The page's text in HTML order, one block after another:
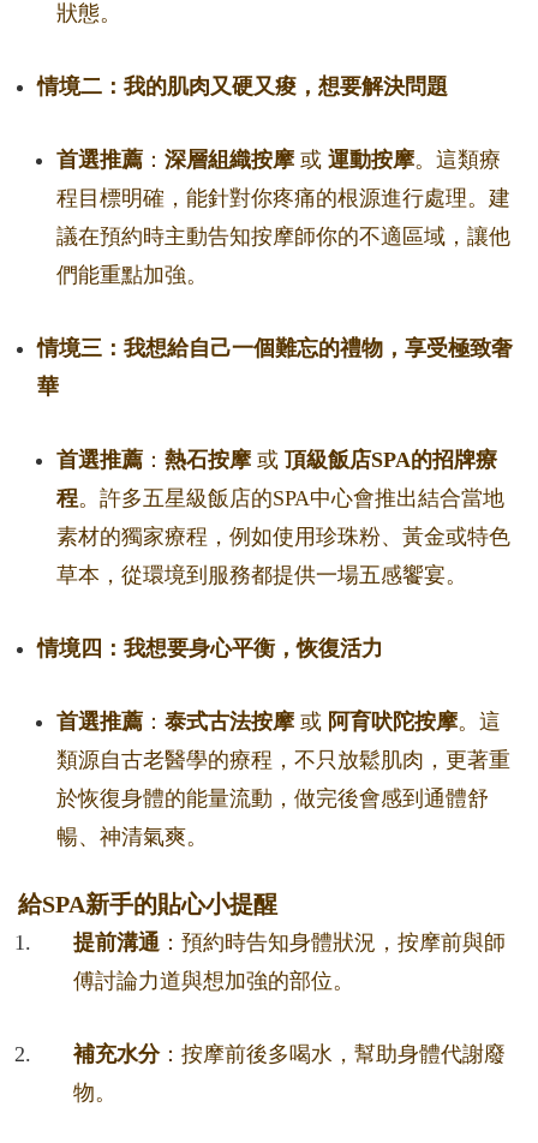
狀態。
情境二：我的肌肉又硬又痠，想要解決問題
首選推薦 ： 深層組織按摩或 運動按摩。這類療
程目標明確，能針對你疼痛的根源進行處理。建
議在預約時主動告知按摩師你的不適區域，讓他
們能重點加強。
情境三：我想給自己一個難忘的禮物，享受極致奢
華
首選推薦 ： 熱石按摩或 頂級飯店SPA的招牌療
程。許多五星級飯店的SPA中心會推出結合當地
素材的獨家療程，例如使用珍珠粉、黃金或特色
草本，從環境到服務都提供一場五感饗宴。
情境四：我想要身心平衡，恢復活力
首選推薦 ： 泰式古法按摩或 阿育吠陀按摩。這
類源自古老醫學的療程，不只放鬆肌肉，更著重
於恢復身體的能量流動，做完後會感到通體舒
暢、神清氣爽。
給SPA新手的貼心小提醒
提前溝通 ：預約時告知身體狀況，按摩前與師
傅討論力道與想加強的部位。
補充水分：按摩前後多喝水，幫助身體代謝廢
物。